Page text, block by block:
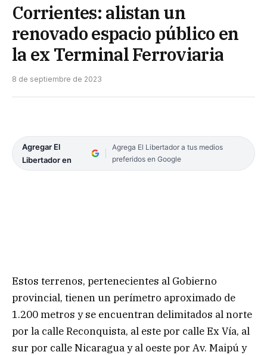
Corrientes: alistan un
renovado espacio público en
la ex Terminal Ferroviaria
8 de septiembre de 2023
Agregar El
Libertador en
Agrega El Libertador a tus medios
preferidos en Google
Estos terrenos, pertenecientes al Gobierno
provincial, tienen un perímetro aproximado de
1.200 metros y se encuentran delimitados al norte
por la calle Reconquista, al este por calle Ex Vía, al
sur por calle Nicaragua y al oeste por Av. Maipú y